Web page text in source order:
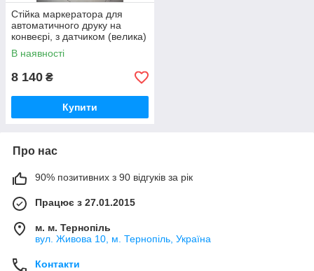
Стійка маркератора для
автоматичного друку на
конвеєрі, з датчиком (велика)
В наявності
8 140 ₴
Купити
Про нас
90% позитивних з 90 відгуків за рік
Працює з 27.01.2015
м. м. Тернопіль
вул. Живова 10, м. Тернопіль, Україна
Контакти